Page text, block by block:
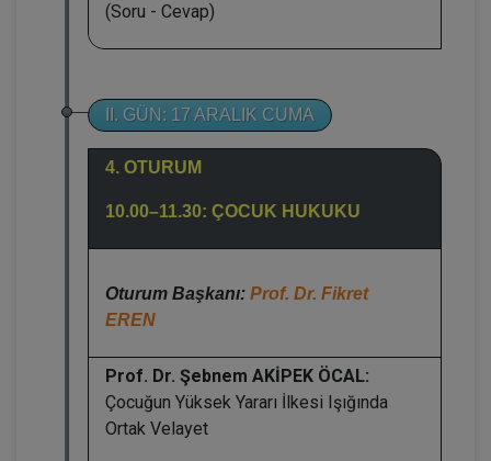
(Soru - Cevap)
II. GÜN: 17 ARALIK CUMA
4. OTURUM
10.00–11.30: ÇOCUK HUKUKU
Oturum Başkanı: Prof. Dr. Fikret
EREN
Prof. Dr. Şebnem AKİPEK ÖCAL:
Çocuğun Yüksek Yararı İlkesi Işığında
Ortak Velayet